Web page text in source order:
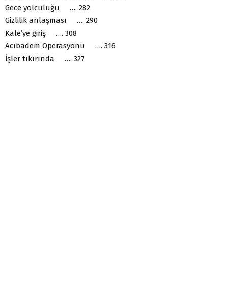
Gece yolculuğu …. 282
Gizlilik anlaşması …. 290
Kale’ye giriş …. 308
Acıbadem Operasyonu …. 316
İşler tıkırında …. 327